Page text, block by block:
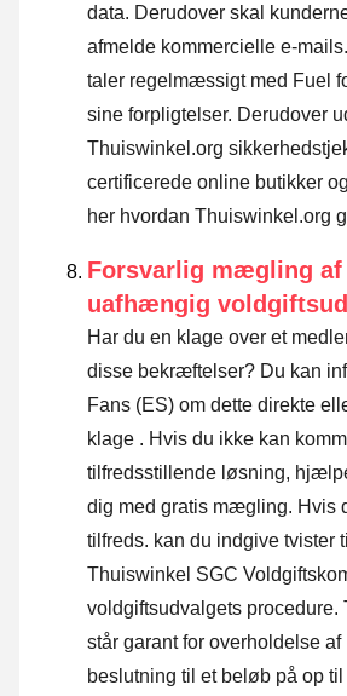
data. Derudover skal
afmelde kommercielle e-
taler regelmæssigt med Fuel
sine forpligtelser. Derudover
Thuiswinkel.org
certificerede online butikker
her hvordan Thuiswinkel.org
Forsvarlig mægling af
uafhængig
Har du en klage over et
disse bekræftelser? Du kan
Fans (ES) om dette direkte
klage . Hvis du ikke kan
tilfredsstillende løsning,
dig med gratis mægling. Hvis
tilfreds. kan du indgive tvister
Thuiswinkel SGC
voldgiftsudvalgets procedure.
står garant for overholdelse af
beslutning til et beløb på op